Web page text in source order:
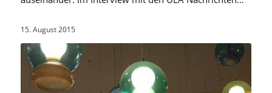
15. August 2015